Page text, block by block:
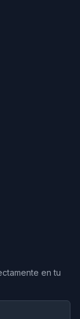
en tu